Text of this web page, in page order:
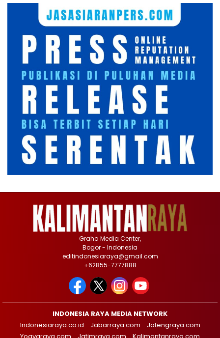
Graha Media Center,
Bogor - Indonesia
editindonesiaraya@gmail.com
+62855-7777888
INDONESIA RAYA MEDIA NETWORK
Indonesiaraya.co.id
Jabarraya.com
Jatengraya.com